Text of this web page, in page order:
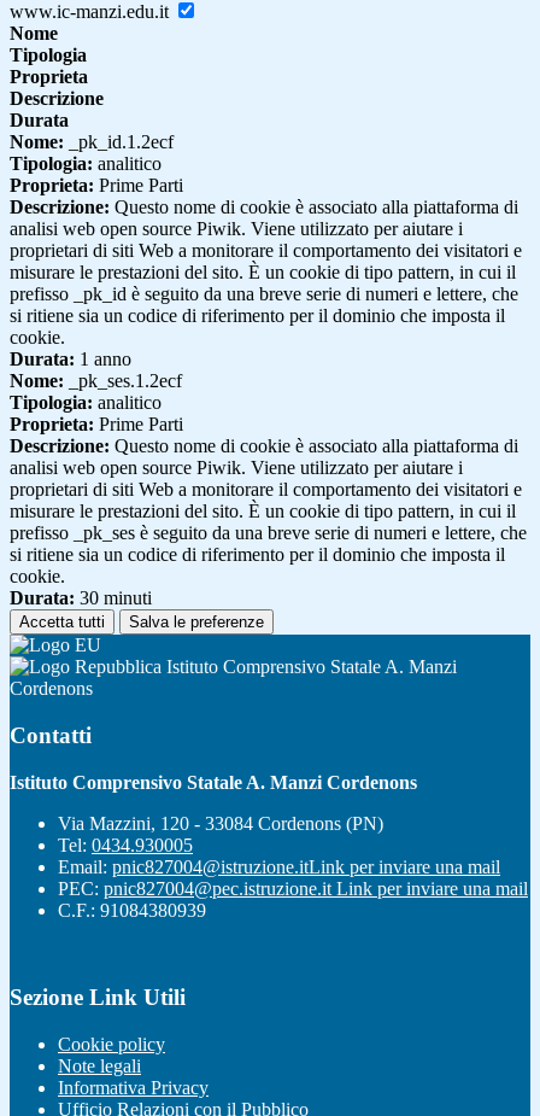
www.ic-manzi.edu.it
Nome
Tipologia
Proprieta
Descrizione
Durata
Nome: _pk_id.1.2ecf
Tipologia: analitico
Proprieta: Prime Parti
Descrizione: Questo nome di cookie è associato alla piattaforma di
analisi web open source Piwik. Viene utilizzato per aiutare i
proprietari di siti Web a monitorare il comportamento dei visitatori e
misurare le prestazioni del sito. È un cookie di tipo pattern, in cui il
prefisso _pk_id è seguito da una breve serie di numeri e lettere, che
si ritiene sia un codice di riferimento per il dominio che imposta il
cookie.
Durata: 1 anno
Nome: _pk_ses.1.2ecf
Tipologia: analitico
Proprieta: Prime Parti
Descrizione: Questo nome di cookie è associato alla piattaforma di
analisi web open source Piwik. Viene utilizzato per aiutare i
proprietari di siti Web a monitorare il comportamento dei visitatori e
misurare le prestazioni del sito. È un cookie di tipo pattern, in cui il
prefisso _pk_ses è seguito da una breve serie di numeri e lettere, che
si ritiene sia un codice di riferimento per il dominio che imposta il
cookie.
Durata: 30 minuti
Accetta tutti Salva le preferenze
Istituto Comprensivo Statale A. Manzi
Cordenons
Contatti
Istituto Comprensivo Statale A. Manzi Cordenons
Via Mazzini, 120 - 33084 Cordenons (PN)
Tel: 0434.930005
Email: pnic827004@istruzione.itLink per inviare una mail
PEC: pnic827004@pec.istruzione.it Link per inviare una mail
C.F.: 91084380939
Sezione Link Utili
Cookie policy
Note legali
Informativa Privacy
Ufficio Relazioni con il Pubblico